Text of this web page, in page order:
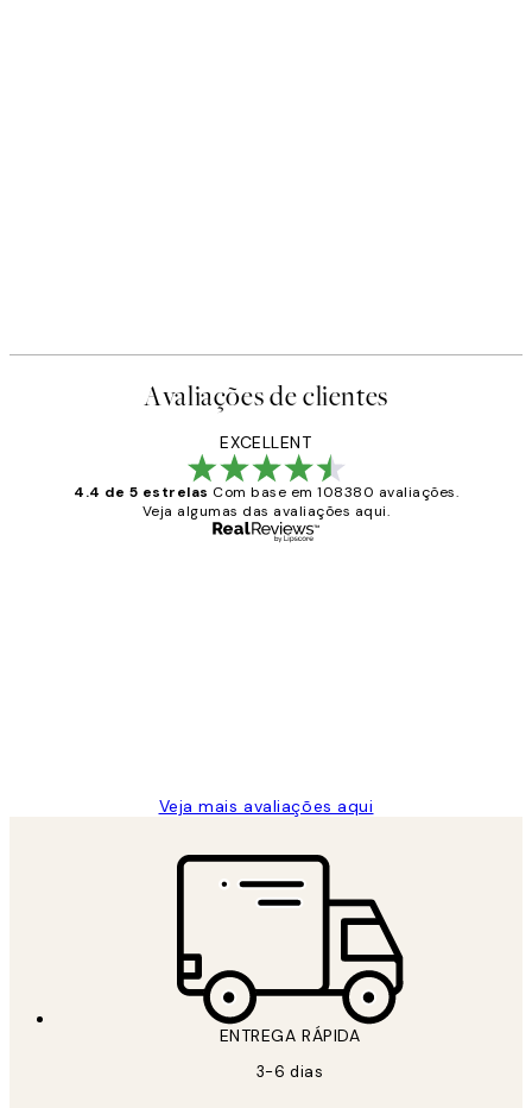
Avaliações de clientes
EXCELLENT
4.4 de 5 estrelas Com base em 108380 avaliações.
Veja algumas das avaliações aqui.
Veja mais avaliações aqui
ENTREGA RÁPIDA
3-6 dias